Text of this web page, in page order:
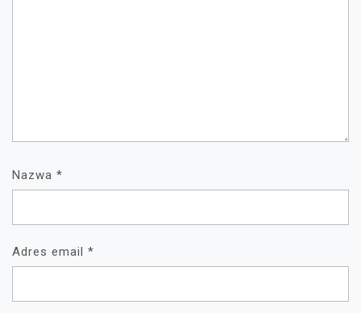
Nazwa *
Adres email *